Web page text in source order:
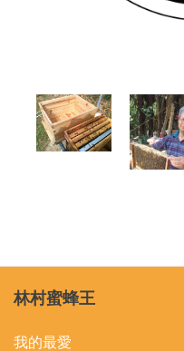
林村蜜蜂王
我的最愛